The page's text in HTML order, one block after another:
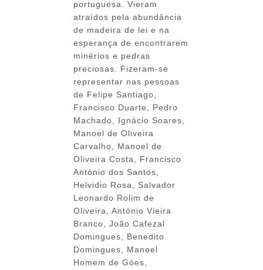
portuguesa. Vieram
atraídos pela abundância
de madeira de lei e na
esperança de encontrarem
minérios e pedras
preciosas. Fizeram-se
representar nas pessoas
de Felipe Santiago,
Francisco Duarte, Pedro
Machado, Ignácio Soares,
Manoel de Oliveira
Carvalho, Manoel de
Oliveira Costa, Francisco
António dos Santos,
Helvidio Rosa, Salvador
Leonardo Rolim de
Oliveira, António Vieira
Branco, João Cafezal
Domingues, Benedito
Domingues, Manoel
Homem de Góes,